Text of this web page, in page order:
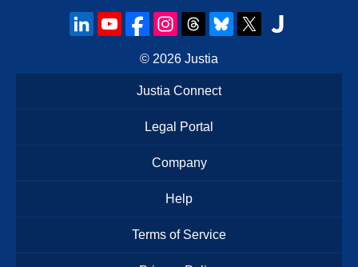
© 2026 Justia
Justia Connect
Legal Portal
Company
Help
Terms of Service